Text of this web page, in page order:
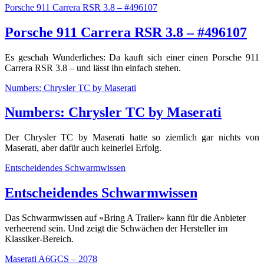
Porsche 911 Carrera RSR 3.8 – #496107
Porsche 911 Carrera RSR 3.8 – #496107
Es geschah Wunderliches: Da kauft sich einer einen Porsche 911
Carrera RSR 3.8 – und lässt ihn einfach stehen.
Numbers: Chrysler TC by Maserati
Numbers: Chrysler TC by Maserati
Der Chrysler TC by Maserati hatte so ziemlich gar nichts von
Maserati, aber dafür auch keinerlei Erfolg.
Entscheidendes Schwarmwissen
Entscheidendes Schwarmwissen
Das Schwarmwissen auf «Bring A Trailer» kann für die Anbieter
verheerend sein. Und zeigt die Schwächen der Hersteller im
Klassiker-Bereich.
Maserati A6GCS – 2078